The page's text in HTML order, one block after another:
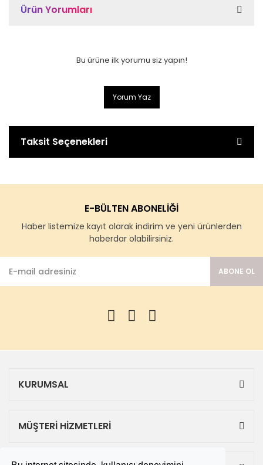
Ürün Yorumları
Bu ürüne ilk yorumu siz yapın!
Yorum Yaz
Taksit Seçenekleri
E-BÜLTEN ABONELİĞİ
Haber listemize kayıt olarak indirim ve yeni ürünlerden
haberdar olabilirsiniz.
ABONE OL
KURUMSAL
MÜŞTERİ HİZMETLERİ